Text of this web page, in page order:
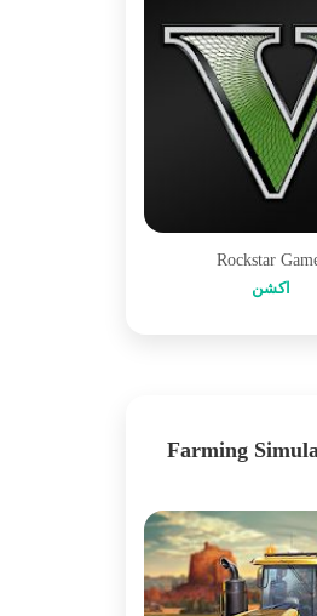
Rockstar
اکشن
Farming